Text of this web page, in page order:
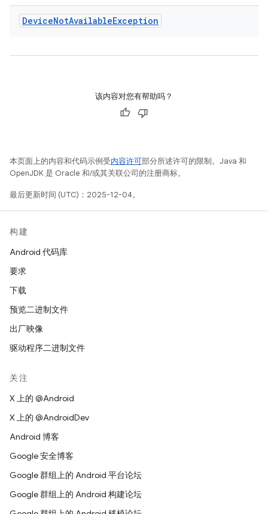
DeviceNotAvailableException
该内容对您有帮助吗？
本页面上的内容和代码示例受内容许可部分所述许可的限制。Java 和
OpenJDK 是 Oracle 和/或其关联公司的注册商标。
最后更新时间 (UTC)：2025-12-04。
构建
Android 代码库
要求
下载
预览二进制文件
出厂映像
驱动程序二进制文件
关注
X 上的 @Android
X 上的 @AndroidDev
Android 博客
Google 安全博客
Google 群组上的 Android 平台论坛
Google 群组上的 Android 构建论坛